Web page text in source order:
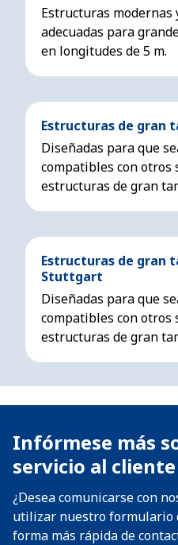
Estructuras
adecuadas para
en longitudes de 5 m.
Estructuras de gran
Diseñadas para que
compatibles con otros
estructuras de gran
Estructuras de gran
Stuttgart
Diseñadas para que
compatibles con otros
estructuras de gran
Infórmese más
servicio al cliente
¿Desea comunicarse con
utilizar nuestro formulario
forma más rápida de